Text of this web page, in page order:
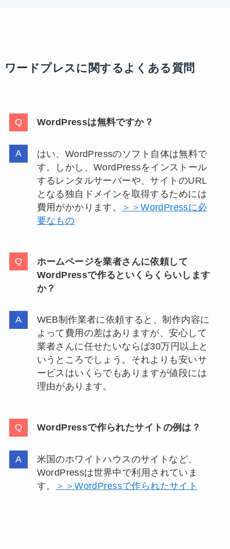
ワードプレスに関するよくある質問
WordPressは無料ですか？
はい、WordPressのソフト自体は無料で
す。しかし、WordPressをインストール
するレンタルサーバーや、サイトのURL
となる独自ドメインを取得するためには
費用がかかります。
＞＞WordPressに必
要なもの
ホームページを業者さんに依頼して
WordPressで作るといくらくらいします
か？
WEB制作業者に依頼すると、制作内容に
よって費用の差はありますが、安心して
業者さんに任せたいならば30万円以上と
いうところでしょう。それよりも安いサ
ービスはいくらでもありますが値段には
理由があります。
WordPressで作られたサイトの例は？
米国のホワイトハウスのサイトなど、
WordPressは世界中で利用されていま
す。
＞＞WordPressで作られたサイト